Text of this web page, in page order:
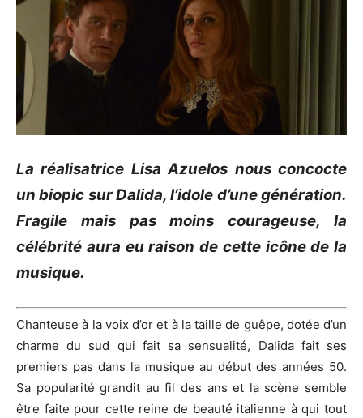
La réalisatrice Lisa Azuelos nous concocte
un biopic sur Dalida, l’idole d’une génération.
Fragile mais pas moins courageuse, la
célébrité aura eu raison de cette icône de la
musique.
Chanteuse à la voix d’or et à la taille de guêpe, dotée d’un
charme du sud qui fait sa sensualité, Dalida fait ses
premiers pas dans la musique au début des années 50.
Sa popularité grandit au fil des ans et la scène semble
être faite pour cette reine de beauté italienne à qui tout